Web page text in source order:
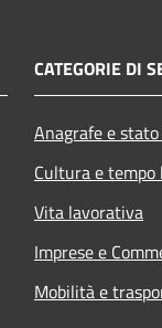
CATEGORIE DI
Anagrafe e
Cultura e tempo
Vita lavorativa
Imprese e
Mobilità e